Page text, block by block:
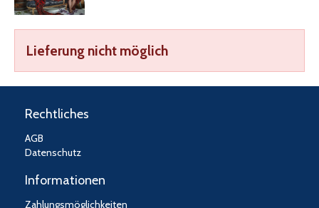
|EN
Login
Lieferung nicht möglich
Rechtliches
AGB
Datenschutz
Informationen
Zahlungsmöglichkeiten